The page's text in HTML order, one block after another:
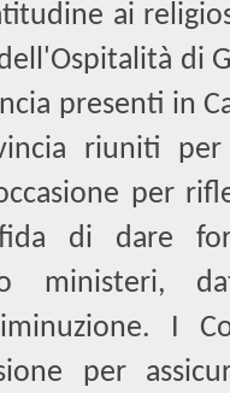
ai
di
presenti in
riuniti
per
di dare
ministeri,
I
per